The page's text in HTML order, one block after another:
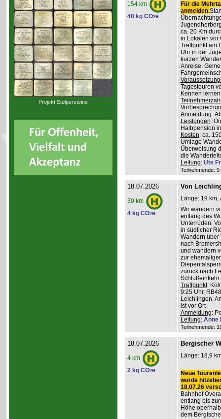
Projekt Stolpersteine
154 km
40 kg CO2e
Für die
anmelden.
ca. 20 Km
in Lokalen vor
Treffpunkt am
Uhr in der
kurzen
Anreise:
Tagestouren
Kennen
Anmeldung:
Leistungen:
Halbpension
Kosten: ca.
Umlage
Überweisung
die
Leitung: Ute
Teilnehmende:
18.07.2026
30 km
4 kg CO2e
Von
Länge: 19 km,
Wir wandern
entlang des
Unterrüden.
in südlicher
Wandern über
nach
und wandern
zur
zurück nach
Schlußeinkehr
Treffpunkt:
9:25 Uhr,
Leichlingen.
ist vor Ort
Anmeldung:
Leitung: Anne
Teilnehmende:
18.07.2026
4 km
2 kg CO2e
Bergischer
Länge: 18,9
Neue
wurde
18.07.26
Bahnhof
entlang bis
Höhe
dem